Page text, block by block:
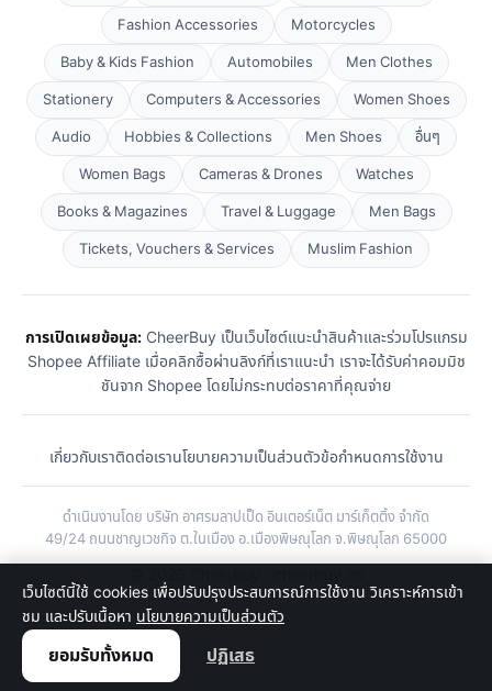
Fashion Accessories
Motorcycles
Baby & Kids Fashion
Automobiles
Men Clothes
Stationery
Computers & Accessories
Women Shoes
Audio
Hobbies & Collections Men Shoes
อื่นๆ
Women Bags
Cameras & Drones
Watches
Books & Magazines
Travel & Luggage
Men Bags
Tickets, Vouchers & Services
Muslim Fashion
การเปิดเผยข้อมูล:CheerBuy เป็นเว็บไซต์แนะนำสินค้าและร่วมโปรแกรม
Shopee Affiliate เมื่อคลิกซื้อผ่านลิงก์ที่เราแนะนำ เราจะได้รับค่าคอมมิช
ชันจาก Shopee โดยไม่กระทบต่อราคาที่คุณจ่าย
เกี่ยวกับเราติดต่อเรานโยบายความเป็นส่วนตัวข้อกำหนดการใช้งาน
ดำเนินงานโดย บริษัท อาศรมลาปเป็ด อินเตอร์เน็ต มาร์เก็ตติ้ง จำกัด
49/24 ถนนชาญเวชกิจ ต.ในเมือง อ.เมืองพิษณุโลก จ.พิษณุโลก 65000
เว็บไซต์นี้ใช้ cookies เพื่อปรับปรุงประสบการณ์การใช้งาน วิเคราะห์การเข้า
ชม และปรับเนื้อหา นโยบายความเป็นส่วนตัว
ยอมรับทั้งหมด ปฏิเสธ